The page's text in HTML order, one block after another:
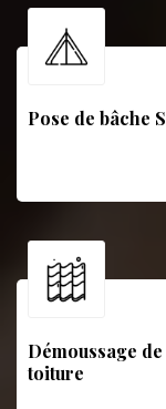
Pose de bâche
Démoussage de
toiture